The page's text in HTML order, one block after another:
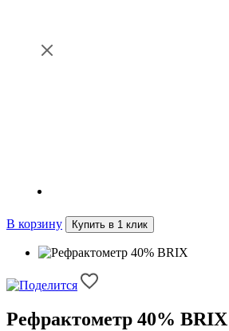
В корзину Купить в 1 клик
Рефрактометр 40% BRIX